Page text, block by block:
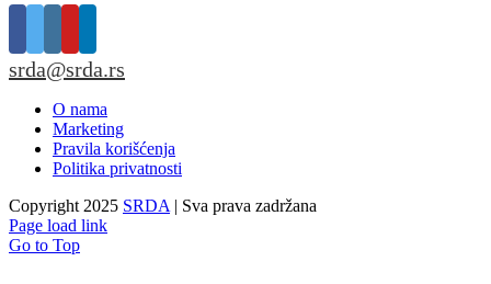
srda@srda.rs
O nama
Marketing
Pravila korišćenja
Politika privatnosti
Copyright 2025 SRDA | Sva prava zadržana
Page load link
Go to Top